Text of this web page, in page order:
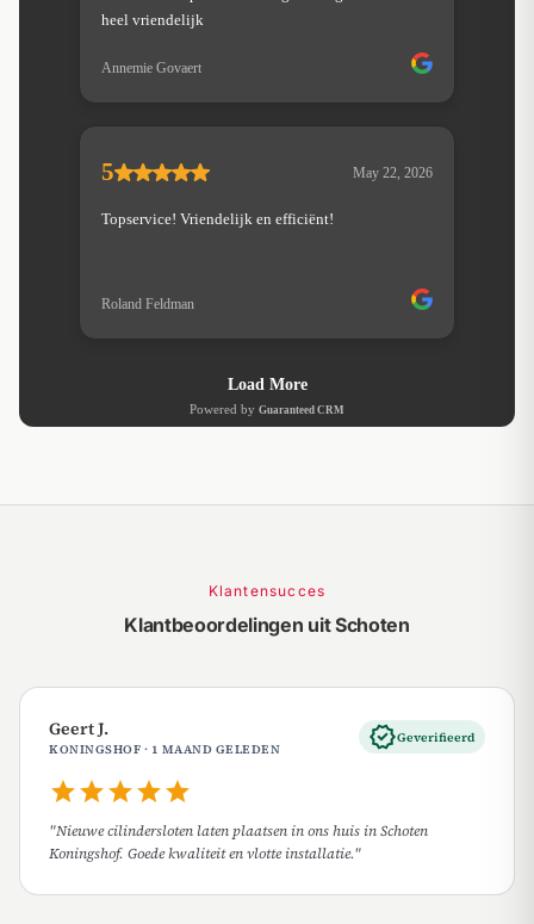
Klantensucces
Klantbeoordelingen uit Schoten
Geert J.
KONINGSHOF · 1 MAAND GELEDEN verifiedGeverifieerd
starstarstarstarstar
"Nieuwe cilindersloten laten plaatsen in ons huis in Schoten
Koningshof. Goede kwaliteit en vlotte installatie."